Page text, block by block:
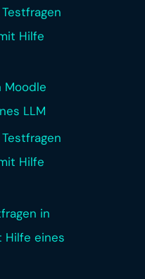
Testfragen
Hilfe
Moodle
LLM
Testfragen
Hilfe
in
Hilfe eines